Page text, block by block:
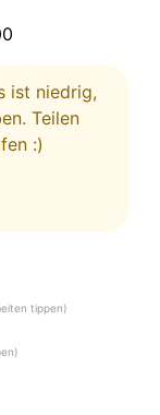
ist niedrig,
Teilen
:)